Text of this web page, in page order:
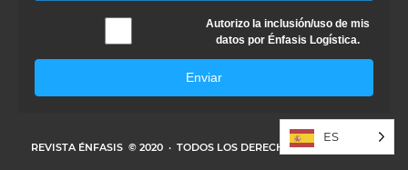
Autorizo la inclusión/uso de mis
datos por Énfasis Logística.
Enviar
REVISTA ÉNFASIS © 2020 · TODOS LOS DERECHOS RESERVADOS
ES